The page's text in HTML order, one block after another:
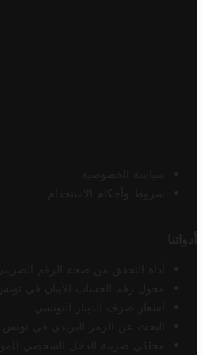
سياسة الخصوصية
شروط وأحكام الاستخدام
أدواتنا
أداة التحقق من صحة الرقم
محول رقم الحساب الآيبان في تونس
أسعار صرف الدينار التونسي
البحث عن الرمز البريدي في تونس
محاكي ضريبة الدخل الشخصي